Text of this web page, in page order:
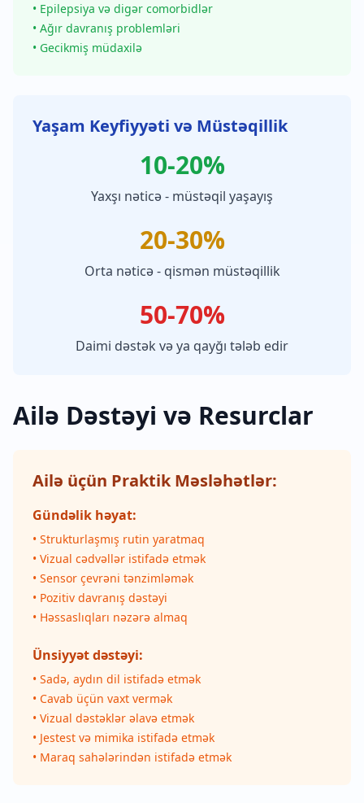
• Epilepsiya və digər comorbidlər
• Ağır davranış problemləri
• Gecikmiş müdaxilə
Yaşam Keyfiyyəti və Müstəqillik
10-20%
Yaxşı nəticə - müstəqil yaşayış
20-30%
Orta nəticə - qismən müstəqillik
50-70%
Daimi dəstək və ya qayğı tələb edir
Ailə Dəstəyi və Resurclar
Ailə üçün Praktik Məsləhətlər:
Gündəlik həyat:
• Strukturlaşmış rutin yaratmaq
• Vizual cədvəllər istifadə etmək
• Sensor çevrəni tənzimləmək
• Pozitiv davranış dəstəyi
• Həssaslıqları nəzərə almaq
Ünsiyyət dəstəyi:
• Sadə, aydın dil istifadə etmək
• Cavab üçün vaxt vermək
• Vizual dəstəklər əlavə etmək
• Jestest və mimika istifadə etmək
• Maraq sahələrindən istifadə etmək